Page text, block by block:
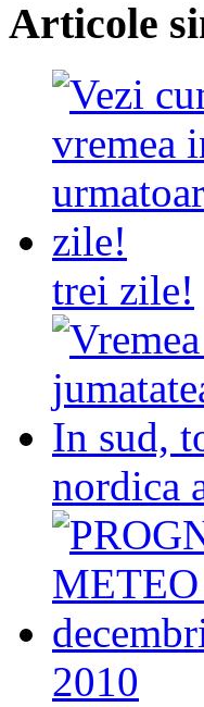
Articole
trei zile!
nordica
2010